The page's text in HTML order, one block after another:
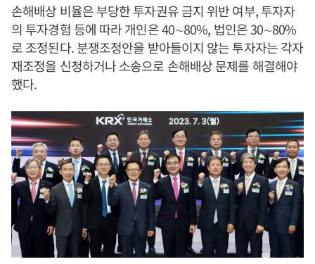
손해배상 비율은 부당한 투자권유 금지 위반 여부, 투자자
의 투자경험 등에 따라 개인은 40∼80%, 법인은 30∼80%
로 조정된다. 분쟁조정안을 받아들이지 않는 투자자는 각자
재조정을 신청하거나 소송으로 손해배상 문제를 해결해야
했다.